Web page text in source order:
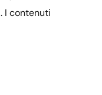
I contenuti